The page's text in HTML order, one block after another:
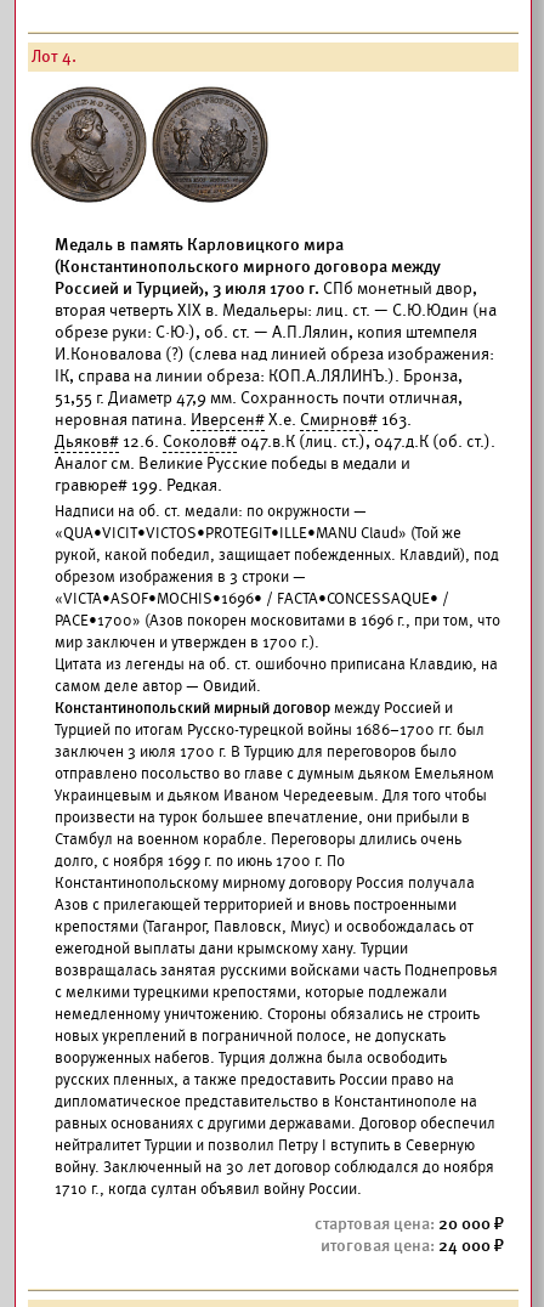
Лот 4.
Медаль в память Карловицкого мира
(Константинопольского мирного договора между
Россией и Турцией), 3 июля 1700 г. СПб монетный двор,
вторая четверть XIХ в. Медальеры: лиц. ст. — С.Ю.Юдин (на
обрезе руки: С·Ю·), об. ст. — А.П.Лялин, копия штемпеля
И.Коновалова (?) (слева над линией обреза изображения:
IК, справа на линии обреза: КОП.А.ЛЯЛИНЪ.). Бронза,
51,55 г. Диаметр 47,9 мм. Сохранность почти отличная,
неровная патина. Иверсен#X.e. Смирнов# 163.
Дьяков# 12.6. Соколов# 047.в.К (лиц. ст.), 047.д.К (об. ст.).
Аналог см. Великие Русские победы в медали и
гравюре# 199. Редкая.
Надписи на об. ст. медали: по окружности —
«QUA•VICIT•VICTOS•PROTEGIT•ILLE•MANU Claud» (Той же
рукой, какой победил, защищает побежденных. Клавдий), под
обрезом изображения в 3 строки —
«VICTA•ASOF•MOCHIS•1696• / FACTA•CONCESSAQUE• /
PACE•1700» (Азов покорен московитами в 1696 г., при том, что
мир заключен и утвержден в 1700 г.).
Цитата из легенды на об. ст. ошибочно приписана Клавдию, на
самом деле автор — Овидий.
Константинопольский мирный договормежду Россией и
Турцией по итогам Русско-турецкой войны 1686–1700 гг. был
заключен 3 июля 1700 г. В Турцию для переговоров было
отправлено посольство во главе с думным дьяком Емельяном
Украинцевым и дьяком Иваном Чередеевым. Для того чтобы
произвести на турок большее впечатление, они прибыли в
Стамбул на военном корабле. Переговоры длились очень
долго, с ноября 1699 г. по июнь 1700 г. По
Константинопольскому мирному договору Россия получала
Азов с прилегающей территорией и вновь построенными
крепостями (Таганрог, Павловск, Миус) и освобождалась от
ежегодной выплаты дани крымскому хану. Турции
возвращалась занятая русскими войсками часть Поднепровья
с мелкими турецкими крепостями, которые подлежали
немедленному уничтожению. Стороны обязались не строить
новых укреплений в пограничной полосе, не допускать
вооруженных набегов. Турция должна была освободить
русских пленных, а также предоставить России право на
дипломатическое представительство в Константинополе на
равных основаниях с другими державами. Договор обеспечил
нейтралитет Турции и позволил Петру I вступить в Северную
войну. Заключенный на 30 лет договор соблюдался до ноября
1710 г., когда султан объявил войну России.
20 000
24 000